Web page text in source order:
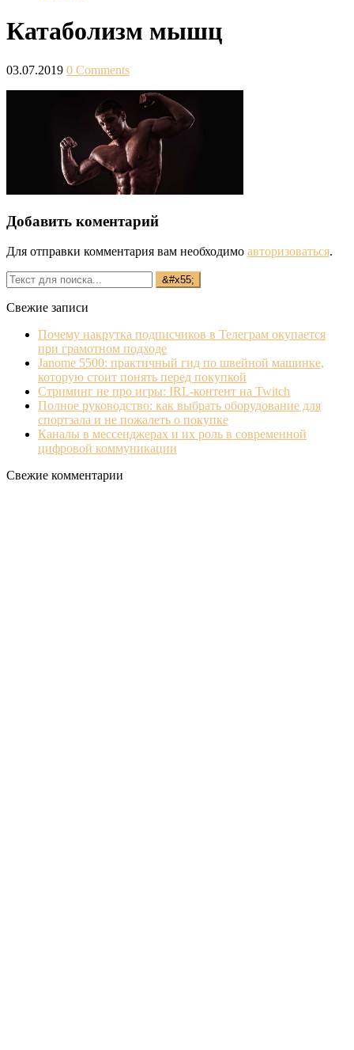
Катаболизм мышц
03.07.2019 0 Comments
Добавить коментарий
Для отправки комментария вам необходимо авторизоваться.
Свежие записи
Почему накрутка подписчиков в Телеграм окупается
при грамотном подходе
Janome 5500: практичный гид по швейной машинке,
которую стоит понять перед покупкой
Стриминг не про игры: IRL‐контент на Twitch
Полное руководство: как выбрать оборудование для
спортзала и не пожалеть о покупке
Каналы в мессенджерах и их роль в современной
цифровой коммуникации
Свежие комментарии